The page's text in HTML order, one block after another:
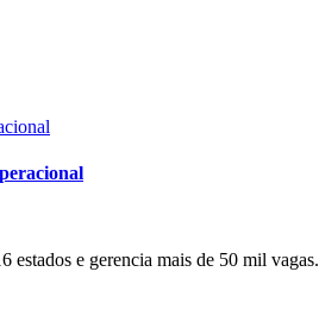
estados e gerencia mais de 50 mil vagas.